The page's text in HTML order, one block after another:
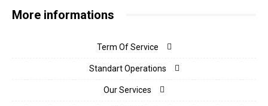
More informations
Term Of Service
Standart Operations
Our Services